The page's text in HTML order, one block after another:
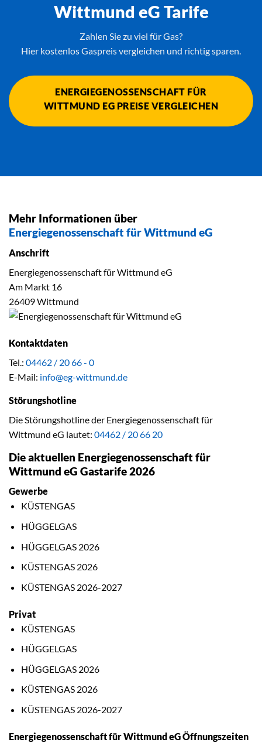
Wittmund eG Tarife
Zahlen Sie zu viel für Gas?
Hier kostenlos Gaspreis vergleichen und richtig sparen.
ENERGIEGENOSSENSCHAFT FÜR
WITTMUND EG PREISE VERGLEICHEN
Mehr Informationen über
Energiegenossenschaft für Wittmund eG
Anschrift
Energiegenossenschaft für Wittmund eG
Am Markt 16
26409 Wittmund
Kontaktdaten
Tel.: 04462 / 20 66 - 0
E-Mail: info@eg-wittmund.de
Störungshotline
Die Störungshotline der Energiegenossenschaft für
Wittmund eG lautet: 04462 / 20 66 20
Die aktuellen Energiegenossenschaft für
Wittmund eG Gastarife 2026
Gewerbe
KÜSTENGAS
HÜGGELGAS
HÜGGELGAS 2026
KÜSTENGAS 2026
KÜSTENGAS 2026-2027
Privat
KÜSTENGAS
HÜGGELGAS
HÜGGELGAS 2026
KÜSTENGAS 2026
KÜSTENGAS 2026-2027
Energiegenossenschaft für Wittmund eG Öffnungszeiten